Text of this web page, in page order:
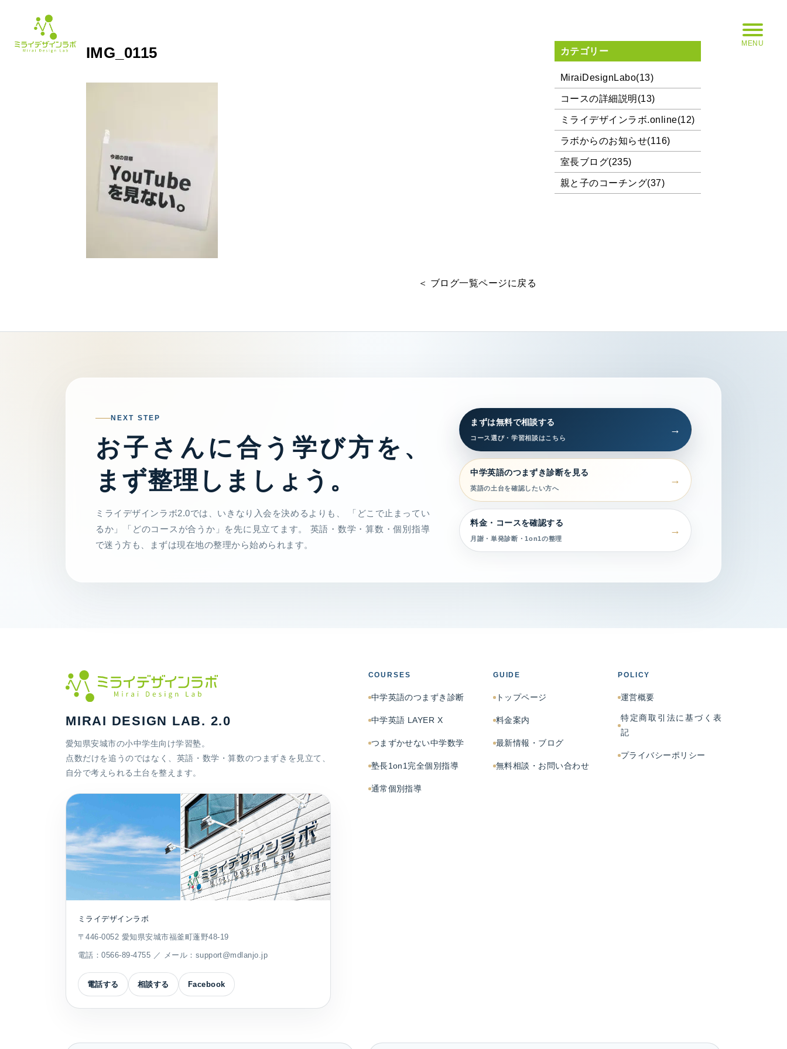
MENU
IMG_0115
＜ ブログ一覧ページに戻る
カテゴリー
MiraiDesignLabo(13)
コースの詳細説明(13)
ミライデザインラボ.online(12)
ラボからのお知らせ(116)
室長ブログ(235)
親と子のコーチング(37)
NEXT STEP
お子さんに合う学び方を、
まず整理しましょう。
ミライデザインラボ2.0では、いきなり入会を決めるよりも、 「どこで止まってい
るか」「どのコースが合うか」を先に見立てます。 英語・数学・算数・個別指導
で迷う方も、まずは現在地の整理から始められます。
まずは無料で相談する
コース選び・学習相談はこちら
中学英語のつまずき診断を見る
英語の土台を確認したい方へ
料金・コースを確認する
月謝・単発診断・1on1の整理
MIRAI DESIGN LAB. 2.0
愛知県安城市の小中学生向け学習塾。
点数だけを追うのではなく、英語・数学・算数のつまずきを見立て、
自分で考えられる土台を整えます。
ミライデザインラボ
〒446-0052 愛知県安城市福釜町蓬野48-19
電話：0566-89-4755 ／ メール： support@mdlanjo.jp
電話する 相談する Facebook
COURSES
中学英語のつまずき診断
中学英語 LAYER X
つまずかせない中学数学
塾長1on1完全個別指導
通常個別指導
GUIDE
トップページ
料金案内
最新情報・ブログ
無料相談・お問い合わせ
POLICY
運営概要
特定商取引法に基づく表
記
プライバシーポリシー